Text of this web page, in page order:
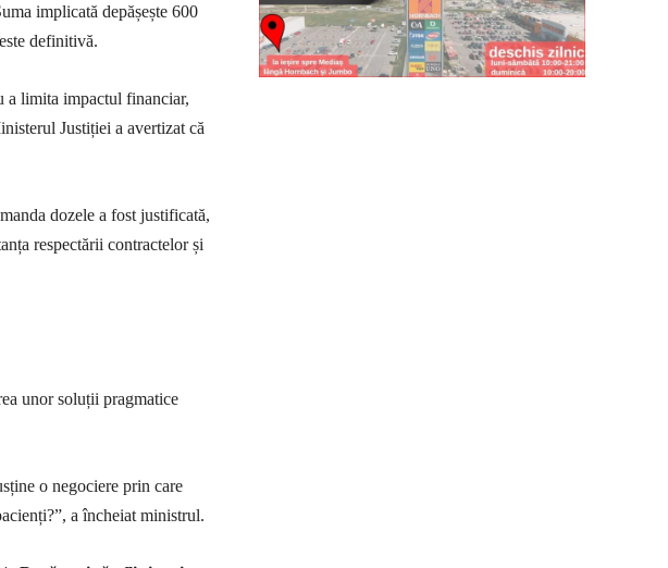
implicată depășește 600
definitivă.
a limita impactul financiar,
Justiției a avertizat că
dozele a fost justificată,
respectării contractelor și
unor soluții pragmatice
o negociere prin care
a încheiat ministrul.